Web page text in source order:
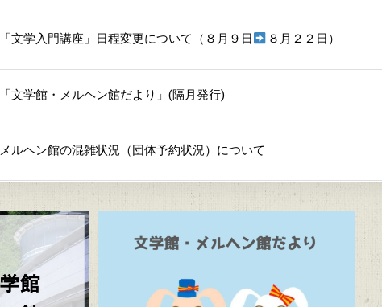
「文学入門講座」日程変更について（８月９日 ８月２２日）
「文学館・メルヘン館だより」(隔月発行)
メルヘン館の混雑状況（団体予約状況）について
詩の書き方教室
かごしま近代文学館特別企画展 「漫画家生活30周年 こうの史代展
けて、長い道のり～かごしまスペシャルエディション～」